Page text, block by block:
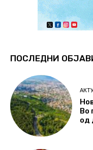
ПОСЛЕДНИ
Во
од